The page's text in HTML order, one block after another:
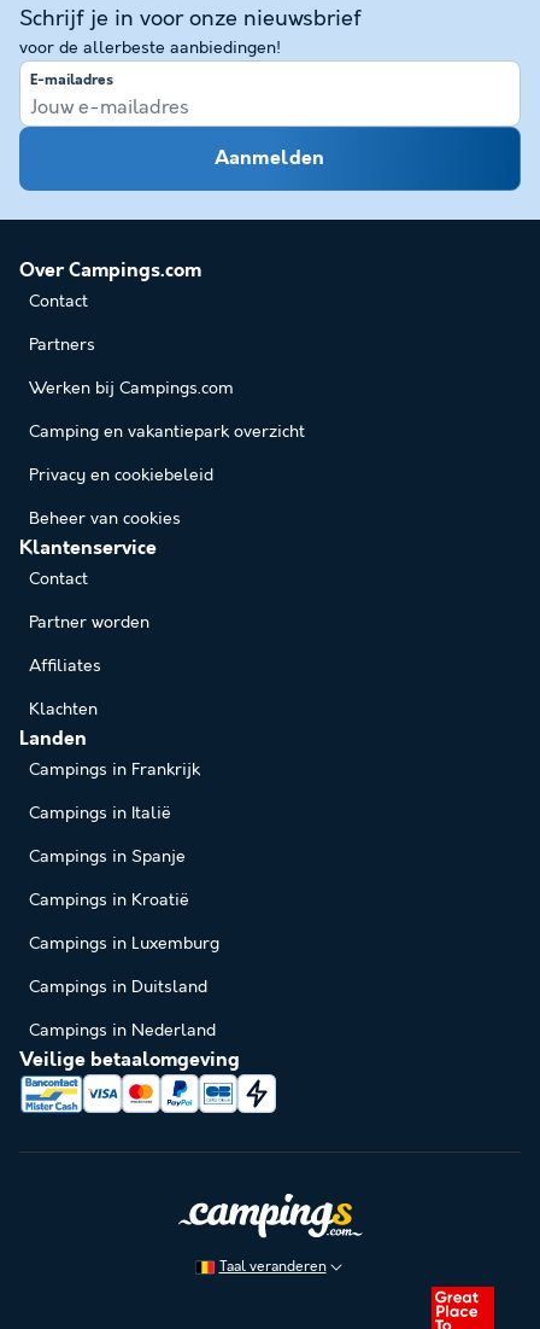
Schrijf je in voor onze nieuwsbrief
voor de allerbeste aanbiedingen!
E-mailadres
Aanmelden
Over Campings.com
Contact
Partners
Werken bij Campings.com
Camping en vakantiepark overzicht
Privacy en cookiebeleid
Beheer van cookies
Klantenservice
Contact
Partner worden
Affiliates
Klachten
Landen
Campings in Frankrijk
Campings in Italië
Campings in Spanje
Campings in Kroatië
Campings in Luxemburg
Campings in Duitsland
Campings in Nederland
Veilige betaalomgeving
Taal veranderen